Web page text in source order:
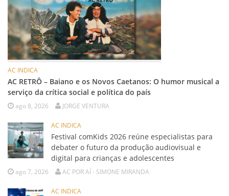
AC INDICA
AC RETRÔ – Baiano e os Novos Caetanos: O humor musical a
serviço da crítica social e política do país
ago 8, 2026 JORGE VENTURA
AC INDICA
Festival comKids 2026 reúne especialistas para
debater o futuro da produção audiovisual e
digital para crianças e adolescentes
ago 7, 2026 AC POR AÍ - SIMONE MIRANDA
AC INDICA